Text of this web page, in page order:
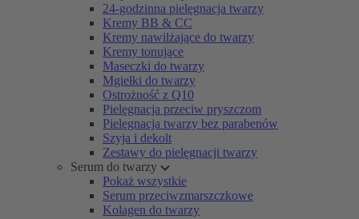
24-godzinna pielęgnacja twarzy
Kremy BB & CC
Kremy nawilżające do twarzy
Kremy tonujące
Maseczki do twarzy
Mgiełki do twarzy
Ostrożność z Q10
Pielęgnacja przeciw pryszczom
Pielęgnacja twarzy bez parabenów
Szyja i dekolt
Zestawy do pielęgnacji twarzy
Serum do twarzy
Pokaż wszystkie
Serum przeciwzmarszczkowe
Kolagen do twarzy